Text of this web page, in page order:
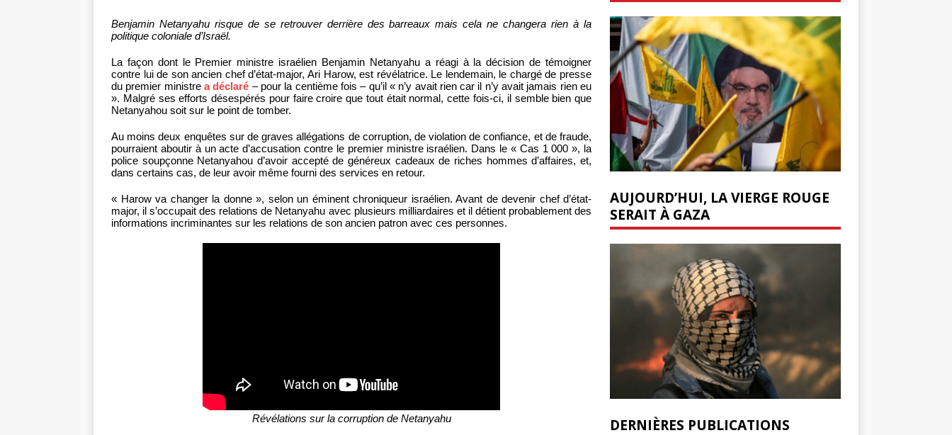
Benjamin Netanyahu risque de se retrouver derrière des barreaux mais cela ne changera rien à la
politique coloniale d’Israël.
La façon dont le Premier ministre israélien Benjamin Netanyahu a réagi à la décision de témoigner
contre lui de son ancien chef d’état-major, Ari Harow, est révélatrice. Le lendemain, le chargé de presse
du premier ministre a déclaré – pour la centième fois – qu’il « n’y avait rien car il n’y avait jamais rien eu
». Malgré ses efforts désespérés pour faire croire que tout était normal, cette fois-ci, il semble bien que
Netanyahou soit sur le point de tomber.
Au moins deux enquêtes sur de graves allégations de corruption, de violation de confiance, et de fraude,
pourraient aboutir à un acte d’accusation contre le premier ministre israélien. Dans le « Cas 1 000 », la
police soupçonne Netanyahou d’avoir accepté de généreux cadeaux de riches hommes d’affaires, et,
dans certains cas, de leur avoir même fourni des services en retour.
« Harow va changer la donne », selon un éminent chroniqueur israélien. Avant de devenir chef d’état-
major, il s’occupait des relations de Netanyahu avec plusieurs milliardaires et il détient probablement des
informations incriminantes sur les relations de son ancien patron avec ces personnes.
Révélations sur la corruption de Netanyahu
AUJOURD’HUI, LA VIERGE ROUGE
SERAIT À GAZA
DERNIÈRES PUBLICATIONS